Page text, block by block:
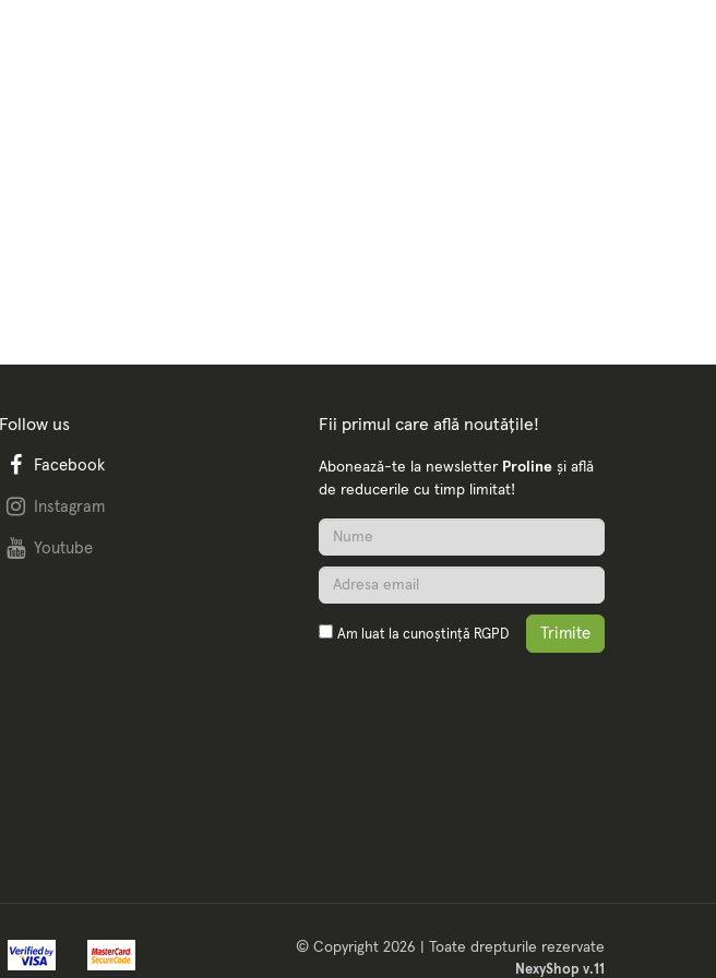
Follow us
Facebook
Instagram
Youtube
Fii primul care află noutățile!
Abonează-te la newsletter Prolineși află
de reducerile cu timp limitat!
Am luat la cunoștință RGPD Trimite
© Copyright 2026 | Toate drepturile rezervate
NexyShop v.11